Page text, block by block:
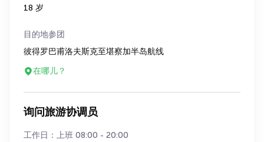
18 岁
目的地参团
彼得罗巴甫洛夫斯克至堪察加半岛航线
在哪儿？
询问旅游协调员
工作日：上班 08:00 - 20:00